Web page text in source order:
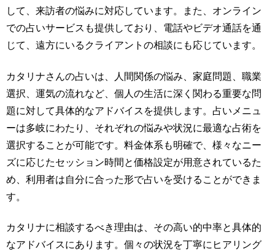
して、来訪者の悩みに対応しています。また、オンライン
での占いサービスも提供しており、電話やビデオ通話を通
じて、遠方にいるクライアントの相談にも応じています。
カタリナさんの占いは、人間関係の悩み、家庭問題、職業
選択、運気の流れなど、個人の生活に深く関わる重要な問
題に対して具体的なアドバイスを提供します。占いメニュ
ーは多岐にわたり、それぞれの悩みや状況に最適な占術を
選択することが可能です。料金体系も明確で、様々なニー
ズに応じたセッション時間と価格設定が用意されているた
め、利用者は自分に合った形で占いを受けることができま
す。
カタリナに相談するべき理由は、その高い的中率と具体的
なアドバイスにあります。個々の状況を丁寧にヒアリング